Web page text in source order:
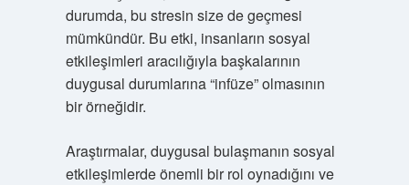
durumda, bu stresin size de geçmesi
mümkündür. Bu etki, insanların sosyal
etkileşimleri aracılığıyla başkalarının
duygusal durumlarına “infüze” olmasının
bir örneğidir.
Araştırmalar, duygusal bulaşmanın sosyal
etkileşimlerde önemli bir rol oynadığını ve